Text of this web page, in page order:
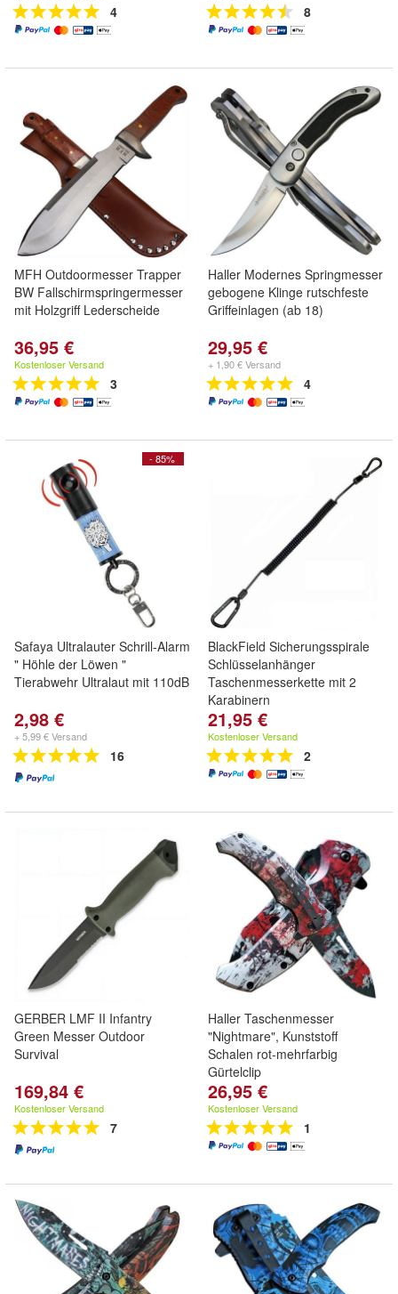
4 8
MFH Outdoormesser Trapper
BW Fallschirmspringermesser
mit Holzgriff Lederscheide
36,95 €
Kostenloser Versand
3
Haller Modernes Springmesser
gebogene Klinge rutschfeste
Griffeinlagen (ab 18)
29,95 €
+ 1,90 € Versand
4
- 85%
Safaya Ultralauter Schrill-Alarm
" Höhle der Löwen "
Tierabwehr Ultralaut mit 110dB
2,98 €
+ 5,99 € Versand
16
BlackField Sicherungsspirale
Schlüsselanhänger
Taschenmesserkette mit 2
Karabinern
21,95 €
Kostenloser Versand
2
GERBER LMF II Infantry
Green Messer Outdoor
Survival
169,84 €
Kostenloser Versand
7
Haller Taschenmesser
"Nightmare", Kunststoff
Schalen rot-mehrfarbig
Gürtelclip
26,95 €
Kostenloser Versand
1